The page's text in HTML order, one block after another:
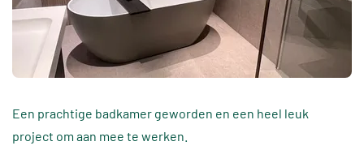
Een prachtige badkamer geworden en een heel leuk
project om aan mee te werken.